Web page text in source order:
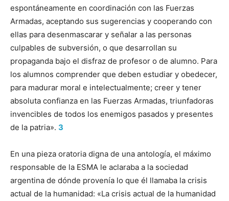
espontáneamente en coordinación con las Fuerzas
Armadas, aceptando sus sugerencias y cooperando con
ellas para desenmascarar y señalar a las personas
culpables de subversión, o que desarrollan su
propaganda bajo el disfraz de profesor o de alumno. Para
los alumnos comprender que deben estudiar y obedecer,
para madurar moral e intelectualmente; creer y tener
absoluta confianza en las Fuerzas Armadas, triunfadoras
invencibles de todos los enemigos pasados y presentes
de la patria». 3
En una pieza oratoria digna de una antología, el máximo
responsable de la ESMA le aclaraba a la sociedad
argentina de dónde provenía lo que él llamaba la crisis
actual de la humanidad: «La crisis actual de la humanidad